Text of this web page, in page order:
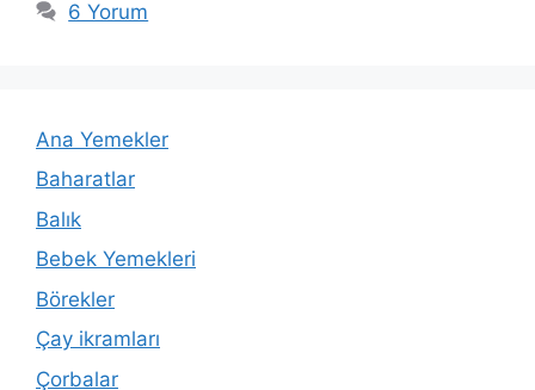
6 Yorum
Ana Yemekler
Baharatlar
Balık
Bebek Yemekleri
Börekler
Çay ikramları
Çorbalar